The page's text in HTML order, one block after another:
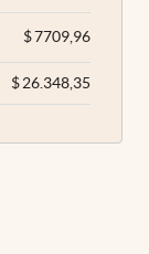
$7709,96
$26.348,35